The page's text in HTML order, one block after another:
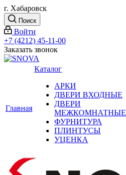
г. Хабаровск
Поиск
Войти
+7 (4212) 45-11-00
Заказать звонок
Главная
Каталог
АРКИ
ДВЕРИ ВХОДНЫЕ
ДВЕРИ
МЕЖКОМНАТНЫЕ
ФУРНИТУРА
ПЛИНТУСЫ
УЦЕНКА